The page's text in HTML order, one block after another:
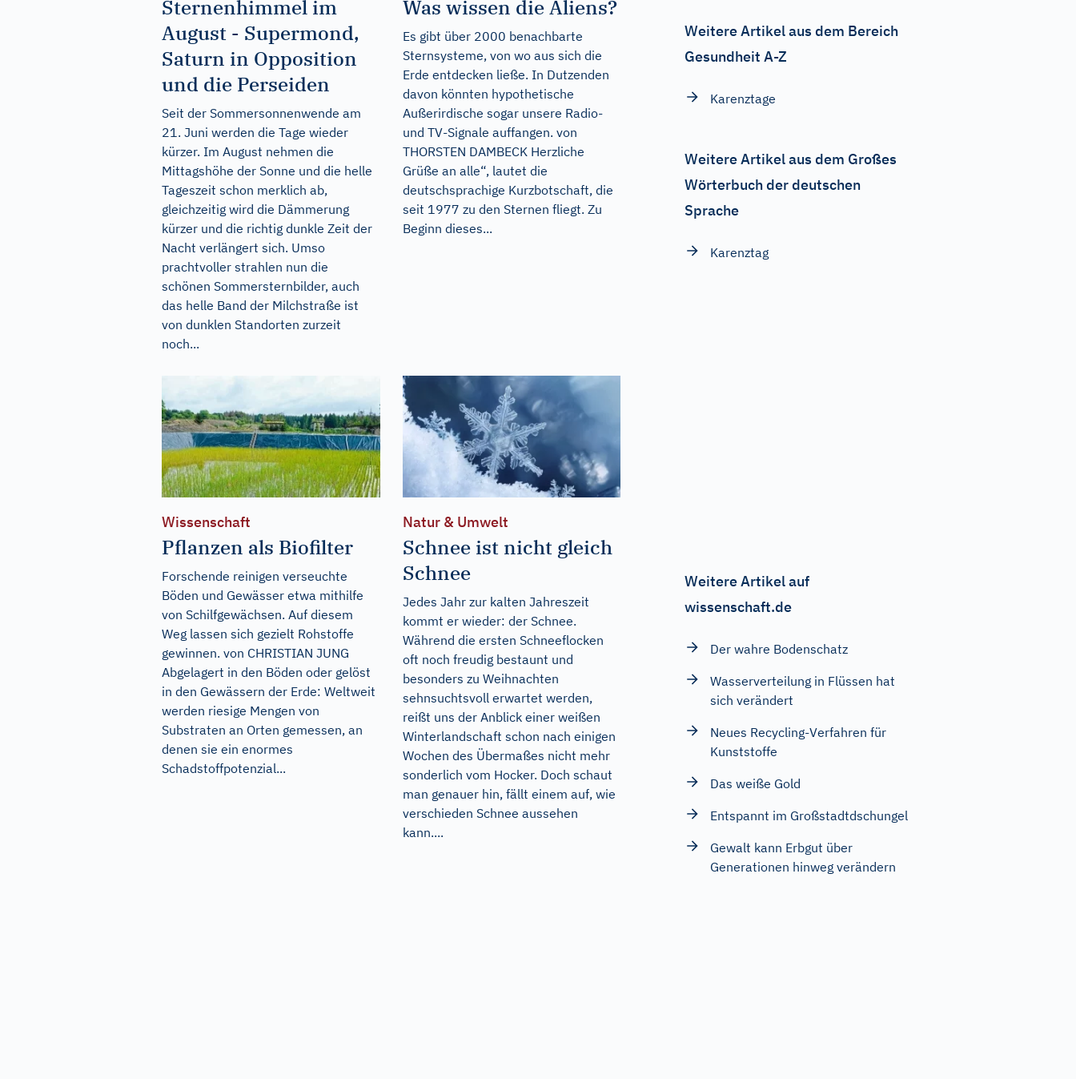
Sternenhimmel im
August - Supermond,
Saturn in Opposition
und die Perseiden
Seit der Sommersonnenwende am
21. Juni werden die Tage wieder
kürzer. Im August nehmen die
Mittagshöhe der Sonne und die helle
Tageszeit schon merklich ab,
gleichzeitig wird die Dämmerung
kürzer und die richtig dunkle Zeit der
Nacht verlängert sich. Umso
prachtvoller strahlen nun die
schönen Sommersternbilder, auch
das helle Band der Milchstraße ist
von dunklen Standorten zurzeit
noch...
Was wissen die Aliens?
Es gibt über 2000 benachbarte
Sternsysteme, von wo aus sich die
Erde entdecken ließe. In Dutzenden
davon könnten hypothetische
Außerirdische sogar unsere Radio-
und TV-Signale auffangen. von
THORSTEN DAMBECK Herzliche
Grüße an alle“, lautet die
deutschsprachige Kurzbotschaft, die
seit 1977 zu den Sternen fliegt. Zu
Beginn dieses...
Wissenschaft
Pflanzen als Biofilter
Forschende reinigen verseuchte
Böden und Gewässer etwa mithilfe
von Schilfgewächsen. Auf diesem
Weg lassen sich gezielt Rohstoffe
gewinnen. von CHRISTIAN JUNG
Abgelagert in den Böden oder gelöst
in den Gewässern der Erde: Weltweit
werden riesige Mengen von
Substraten an Orten gemessen, an
denen sie ein enormes
Schadstoffpotenzial...
Natur & Umwelt
Schnee ist nicht gleich
Schnee
Jedes Jahr zur kalten Jahreszeit
kommt er wieder: der Schnee.
Während die ersten Schneeflocken
oft noch freudig bestaunt und
besonders zu Weihnachten
sehnsuchtsvoll erwartet werden,
reißt uns der Anblick einer weißen
Winterlandschaft schon nach einigen
Wochen des Übermaßes nicht mehr
sonderlich vom Hocker. Doch schaut
man genauer hin, fällt einem auf, wie
verschieden Schnee aussehen
kann....
Weitere Artikel aus dem Bereich
Gesundheit A-Z
Karenztage
Weitere Artikel aus dem Großes
Wörterbuch der deutschen
Sprache
Karenztag
Weitere Artikel auf
wissenschaft.de
Der wahre Bodenschatz
Wasserverteilung in Flüssen hat
sich verändert
Neues Recycling-Verfahren für
Kunststoffe
Das weiße Gold
Entspannt im Großstadtdschungel
Gewalt kann Erbgut über
Generationen hinweg verändern